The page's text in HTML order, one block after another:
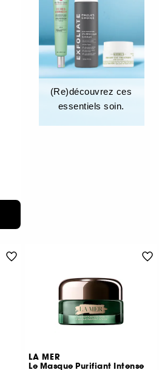
(Re)découvrez ces
essentiels soin.
LA MER
Le Masque Purifiant Intense